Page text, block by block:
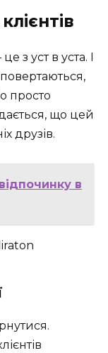
з уст в уста. І
просто
що цей
друзів.
в